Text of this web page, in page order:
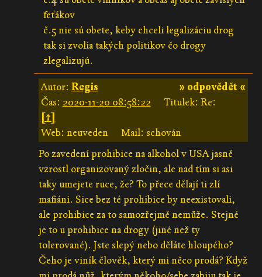
feťákov
č.5 nie sú obete, keby chceli legalizáciu drog
tak si zvolia takých politikov čo drogy
zlegalizujú.
» odpovědět «
Autor: Regis
Čas: 2020-11-20 08:58:22
Titulek: Re:
[↑]
Web: neuveden
Mail: schován
Po zavedení prohibice na alkohol v USA jasně
vzrostl organizovaný zločin, ale nad tím si asi
taky umejete ruce, že? To přece dělají ti zlí
mafiáni. Sice bez té prohibice by neexistovali,
ale prohibice za to samozřejmě nemůže. Stejné
je to u prohibice na drogy (jiné než ty
tolerované). Jste slepý nebo děláte hloupého?
Čeho je viník člověk, který mi něco prodá? Když